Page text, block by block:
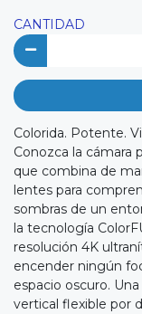
CANTIDAD
Colorida. Potente.
Conozca la cámara
que combina de
lentes para
sombras de un
la tecnología
resolución 4K
encender ningún
espacio oscuro.
vertical flexible por